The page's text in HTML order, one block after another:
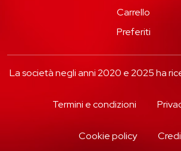
Carrello
Preferiti
La società negli anni 2020 e 2025 ha
Termini e condizioni
Cookie policy